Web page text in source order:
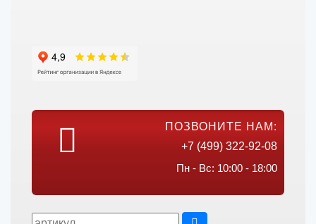
ПОЗВОНИТЕ НАМ:
+7 (499) 322-92-08
Пн - Вс: 10:00 - 18:00